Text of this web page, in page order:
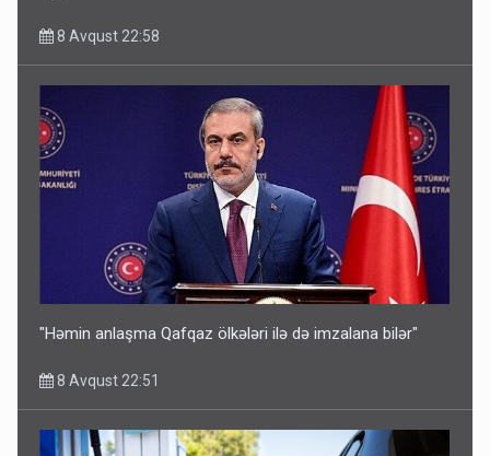
8 Avqust 22:58
"Həmin anlaşma Qafqaz ölkələri ilə də imzalana bilər"
8 Avqust 22:51